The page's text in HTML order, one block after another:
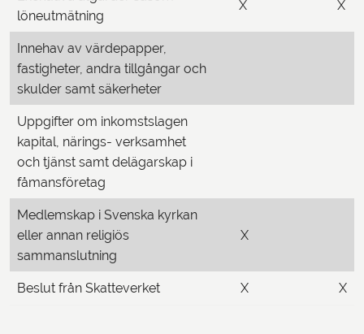
löneutmätning
X X
Innehav av värdepapper,
fastigheter, andra tillgångar och
skulder samt säkerheter
Uppgifter om inkomstslagen
kapital, närings- verksamhet
och tjänst samt delägarskap i
fåmansföretag
Medlemskap i Svenska kyrkan
eller annan religiös
sammanslutning
X
Beslut från Skatteverket X X